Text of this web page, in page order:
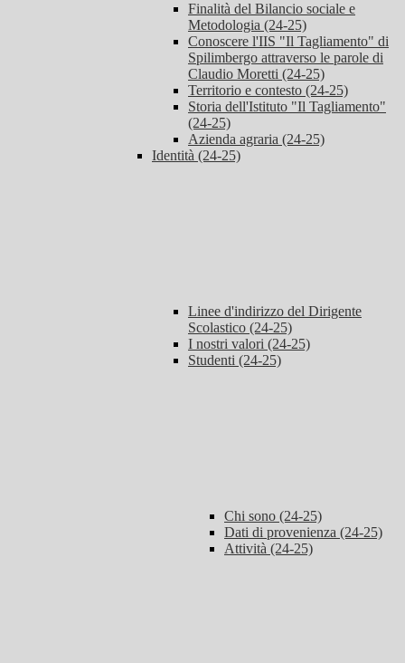
Finalità del Bilancio sociale e
Metodologia (24-25)
Conoscere l'IIS "Il Tagliamento" di
Spilimbergo attraverso le parole di
Claudio Moretti (24-25)
Territorio e contesto (24-25)
Storia dell'Istituto "Il Tagliamento"
(24-25)
Azienda agraria (24-25)
Identità (24-25)
Linee d'indirizzo del Dirigente
Scolastico (24-25)
I nostri valori (24-25)
Studenti (24-25)
Chi sono (24-25)
Dati di provenienza (24-25)
Attività (24-25)